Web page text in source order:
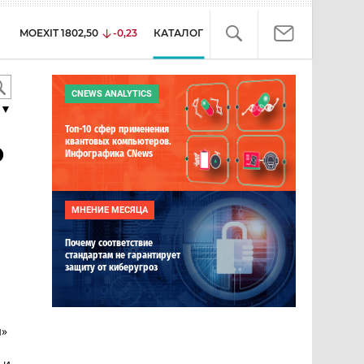
MOEXIT 1802,50 -0,23 КАТАЛОГ
CNEWS ANALYTICS
Топ-10 сфер применения
квантовых компьютеров.
Инфографика CNews
МНЕНИЕ МЕСЯЦА
Почему соответствие
стандартам не гарантирует
защиту от киберугроз